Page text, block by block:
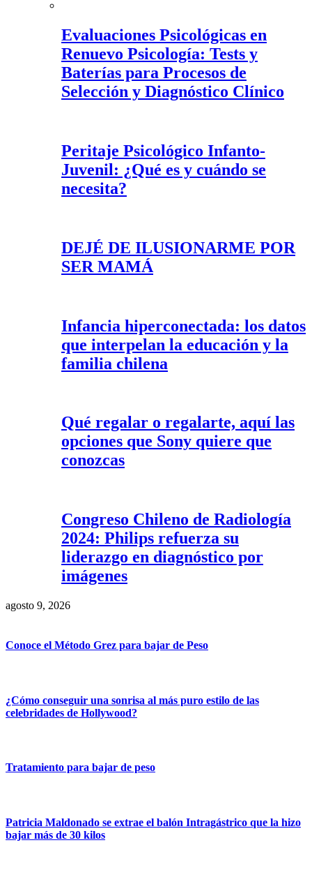
Evaluaciones Psicológicas en
Renuevo Psicología: Tests y
Baterías para Procesos de
Selección y Diagnóstico Clínico
Peritaje Psicológico Infanto-
Juvenil: ¿Qué es y cuándo se
necesita?
DEJÉ DE ILUSIONARME POR
SER MAMÁ
Infancia hiperconectada: los datos
que interpelan la educación y la
familia chilena
Qué regalar o regalarte, aquí las
opciones que Sony quiere que
conozcas
Congreso Chileno de Radiología
2024: Philips refuerza su
liderazgo en diagnóstico por
imágenes
agosto 9, 2026
Conoce el Método Grez para bajar de Peso
¿Cómo conseguir una sonrisa al más puro estilo de las
celebridades de Hollywood?
Tratamiento para bajar de peso
Patricia Maldonado se extrae el balón Intragástrico que la hizo
bajar más de 30 kilos